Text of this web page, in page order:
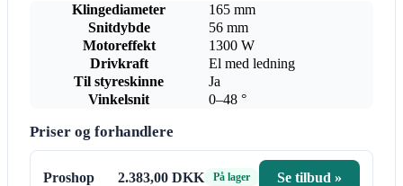
Klingediameter
165 mm
Snitdybde
56 mm
Motoreffekt
1300 W
Drivkraft
El med ledning
Til styreskinne
Ja
Vinkelsnit
0–48 °
Priser og forhandlere
Proshop 2.383,00 DKK På lager Se tilbud »